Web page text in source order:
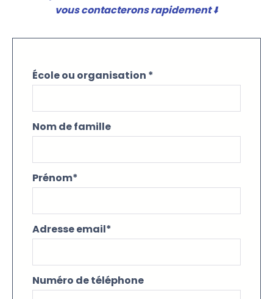
vous contacterons rapidement⬇️
École ou organisation *
Nom de famille
Prénom*
Adresse email*
Numéro de téléphone